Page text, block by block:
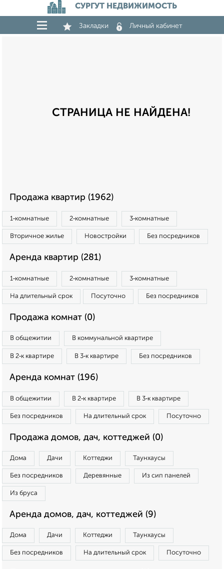
СУРГУТ НЕДВИЖИМОСТЬ
Закладки Личный кабинет
СТРАНИЦА НЕ НАЙДЕНА!
Продажа квартир (1962)
1‑комнатные 2‑комнатные 3‑комнатные
Вторичное жилье Новостройки Без посредников
Аренда квартир (281)
1‑комнатные 2‑комнатные 3‑комнатные
На длительный срок Посуточно Без посредников
Продажа комнат (0)
В общежитии В коммунальной квартире
В 2‑к квартире В 3‑к квартире Без посредников
Аренда комнат (196)
В общежитии В 2‑к квартире В 3‑к квартире
Без посредников На длительный срок Посуточно
Продажа домов, дач, коттеджей (0)
Дома Дачи Коттеджи Таунхаусы
Без посредников Деревянные Из сип панелей
Из бруса
Аренда домов, дач, коттеджей (9)
Дома Дачи Коттеджи Таунхаусы
Без посредников На длительный срок Посуточно